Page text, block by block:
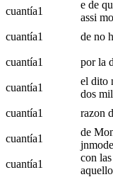
cuantía1
e de
assi
cuantía1 de no
cuantía1 por la
cuantía1
el dito
dos
cuantía1 razon
cuantía1
de
cuantía1
con